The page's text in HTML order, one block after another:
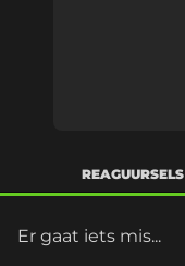
REAGUURSELS
Er gaat iets mis...